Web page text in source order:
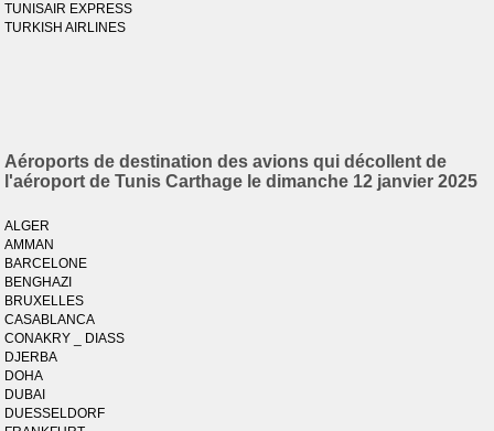
TUNISAIR EXPRESS
TURKISH AIRLINES
Aéroports de destination des avions qui décollent de
l'aéroport de Tunis Carthage le dimanche 12 janvier 2025
ALGER
AMMAN
BARCELONE
BENGHAZI
BRUXELLES
CASABLANCA
CONAKRY _ DIASS
DJERBA
DOHA
DUBAI
DUESSELDORF